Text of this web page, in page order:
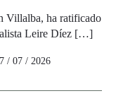
Villalba, ha ratificado
Leire Díez […]
/ 07 / 2026